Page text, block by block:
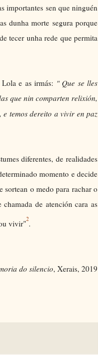
importantes sen que ninguén
dunha morte segura porque
tecer unha rede que permita
e as irmás: " Que se lles
que nin comparten relixión,
e temos dereito a vivir en paz
diferentes, de realidades
momento e decide
o medo para rachar o
de atención cara as
vivir"2.
do silencio, Xerais, 2019